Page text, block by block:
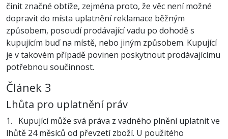
činit značné obtíže, zejména proto, že věc není možné
dopravit do místa uplatnění reklamace běžným
způsobem, posoudí prodávající vadu po dohodě s
kupujícím buď na místě, nebo jiným způsobem. Kupující
je v takovém případě povinen poskytnout prodávajícímu
potřebnou součinnost.
Článek 3
Lhůta pro uplatnění práv
1. Kupující může svá práva z vadného plnění uplatnit ve
lhůtě 24 měsíců od převzetí zboží. U použitého